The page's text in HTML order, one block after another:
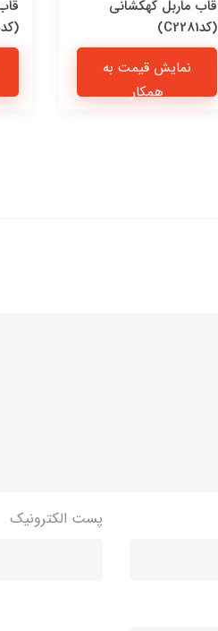
قاب ماربل کهکشانی
(کدC2281)
نمایش قیمت به
همکار
(کدC2280)
پست الکترونیک